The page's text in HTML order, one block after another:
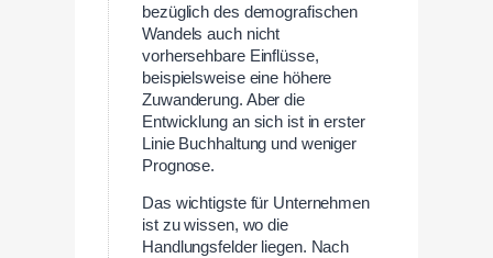
bezüglich des demografischen
Wandels auch nicht
vorhersehbare Einflüsse,
beispielsweise eine höhere
Zuwanderung. Aber die
Entwicklung an sich ist in erster
Linie Buchhaltung und weniger
Prognose.
Das wichtigste für Unternehmen
ist zu wissen, wo die
Handlungsfelder liegen. Nach